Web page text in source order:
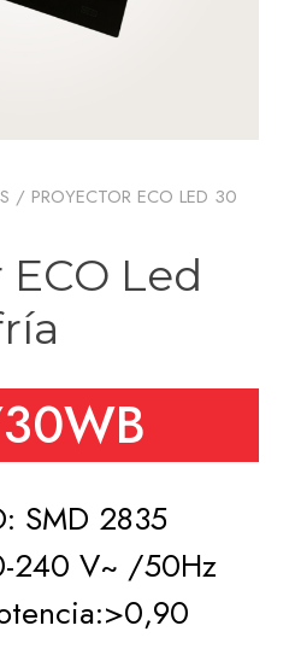
/ PROYECTOR ECO LED 30
Led
SMD 2835
240 V~ /50Hz